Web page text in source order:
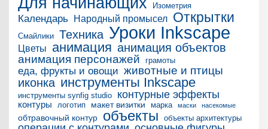
Изометрия
Календарь Народный промысел Открытки
Смайлики Техника Уроки Inkscape
Цветы анимация анимация объектов
анимация персонажей грамоты
еда, фрукты и овощи животные и птицы
иконка инструменты Inkscape
инструменты synfig studio контурные эффекты
контуры логотип макет визитки марка маски насекомые
обтравочный контур объекты объекты архитектуры